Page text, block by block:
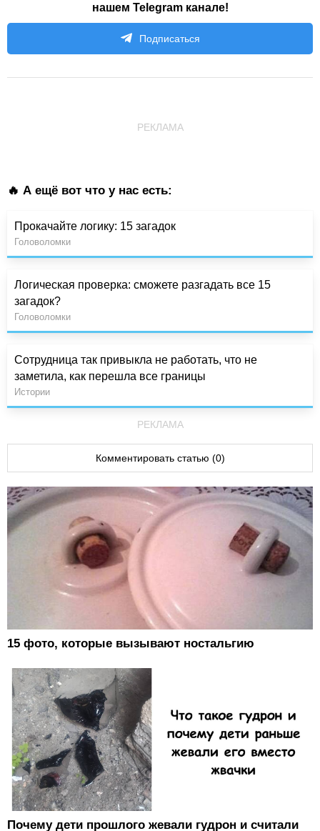
нашем Telegram канале!
Подписаться
РЕКЛАМА
🔥 А ещё вот что у нас есть:
Прокачайте логику: 15 загадок
Головоломки
Логическая проверка: сможете разгадать все 15
загадок?
Головоломки
Сотрудница так привыкла не работать, что не
заметила, как перешла все границы
Истории
РЕКЛАМА
Комментировать статью (0)
15 фото, которые вызывают ностальгию
Почему дети прошлого жевали гудрон и считали